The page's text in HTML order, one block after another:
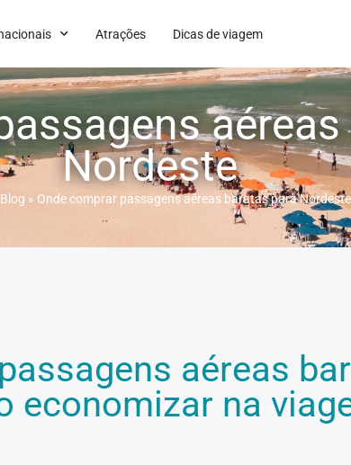
Atrações Dicas de viagem
Nordeste
Blog » Onde comprar passagens aéreas baratas para Nordeste
aéreas
economizar na